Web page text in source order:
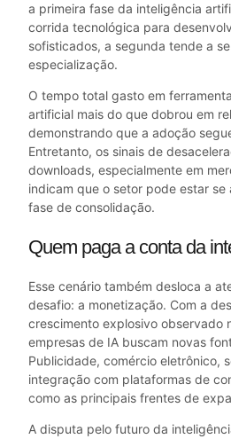
a primeira fase da inteligência
corrida tecnológica para
sofisticados, a segunda tende a
especialização.
O tempo total gasto em
artificial mais do que dobrou em
demonstrando que a adoção
Entretanto, os sinais de
downloads, especialmente em
indicam que o setor pode estar se
fase de consolidação.
Quem paga a conta da
Esse cenário também desloca a
desafio: a monetização. Com a
crescimento explosivo observado
empresas de IA buscam novas
Publicidade, comércio eletrônico,
integração com plataformas de
como as principais frentes de
A disputa pelo futuro da